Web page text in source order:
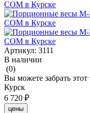
Артикул: 3111
В наличии
(0)
Вы можете забрать этот
Курск
6 720 ₽
цены